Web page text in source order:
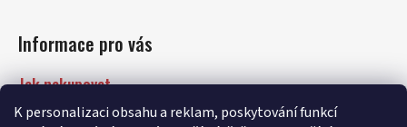
K personalizaci obsahu a reklam, poskytování funkcí
Informace pro vás
Jak nakupovat
Podmínky ochrany osobních údajů